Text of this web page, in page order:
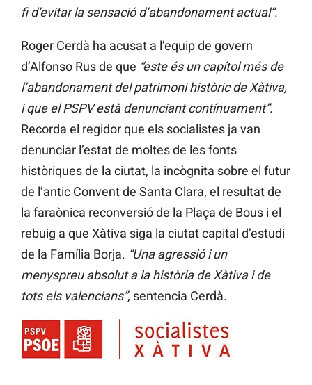
fi d’evitar la sensació d’abandonament actual”.
Roger Cerdà ha acusat a l’equip de govern
d’Alfonso Rus de que “este és un capítol més de
l’abandonament del patrimoni històric de Xàtiva,
i que el PSPV està denunciant contínuament”.
Recorda el regidor que els socialistes ja van
denunciar l’estat de moltes de les fonts
històriques de la ciutat, la incògnita sobre el futur
de l’antic Convent de Santa Clara, el resultat de
la faraònica reconversió de la Plaça de Bous i el
rebuig a que Xàtiva siga la ciutat capital d’estudi
de la Família Borja. “Una agressió i un
menyspreu absolut a la història de Xàtiva i de
tots els valencians”, sentencia Cerdà.